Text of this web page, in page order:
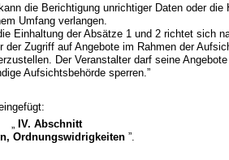
die Berichtigung unrichtiger Daten oder die
Umfang verlangen.
Einhaltung der Absätze 1 und 2 richtet sich
der Zugriff auf Angebote im Rahmen der
Der Veranstalter darf seine
Aufsichtsbehörde sperren.”
„IV. Abschnitt
Ordnungswidrigkeiten ”.